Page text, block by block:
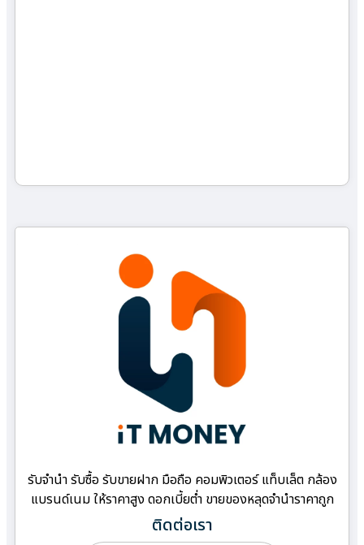
รับจำนำ รับซื้อ รับขายฝาก มือถือ คอมพิวเตอร์ แท็บเล็ต กล้อง
แบรนด์เนม ให้ราคาสูง ดอกเบี้ยต่ำ ขายของหลุดจำนำราคาถูก
ติดต่อเรา